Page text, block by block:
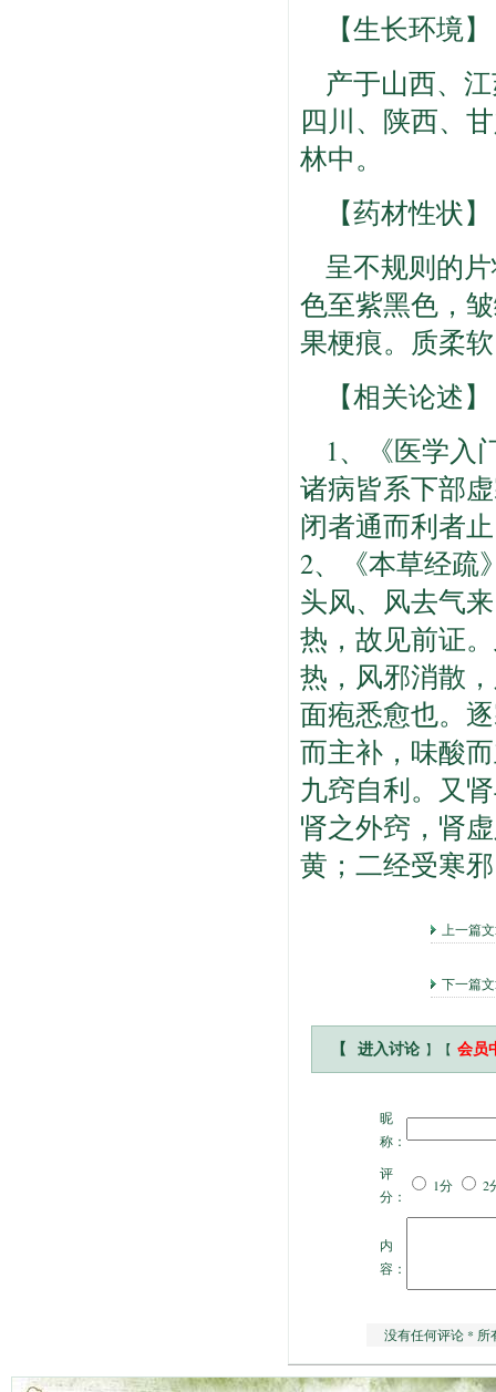
【生长环境】
产于山西、
四川、陕西、
林中。
【药材性状】
呈不规则的
色至紫黑色，
果梗痕。质柔
【相关论述】
1、《医学入
诸病皆系下部
闭者通而利者
2、《本草经疏
头风、风去气
热，故见前证
热，风邪消散
面疱悉愈也。
而主补，味酸
九窍自利。又
肾之外窍，肾
黄；二经受寒
上一篇
下一篇
【 进入讨论 】【 会员
昵
称：
评
分：
1分 2
内
容：
没有任何评论 * 所